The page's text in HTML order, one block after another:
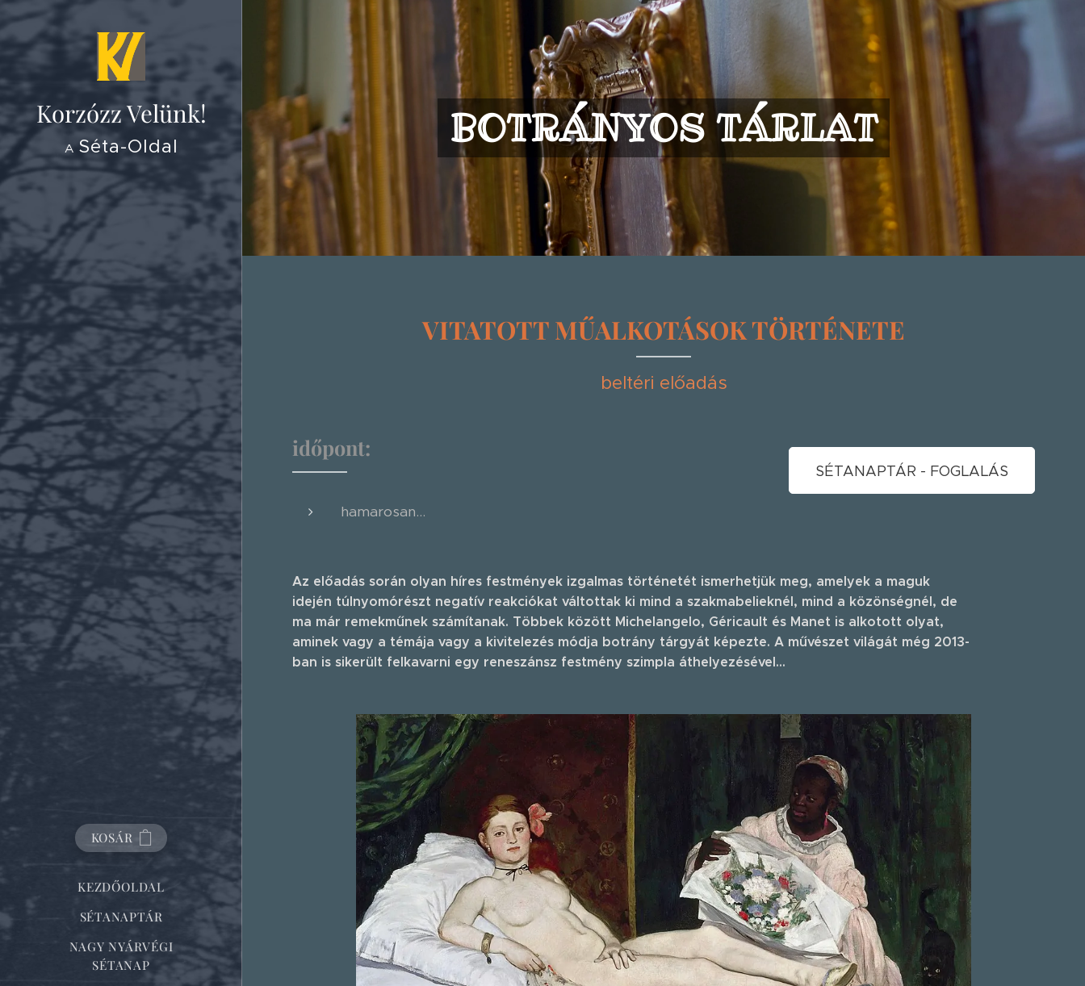
KorzózzVelünk!
ASéta-Oldal
KOSÁR
KEZDŐOLDAL
SÉTANAPTÁR
NAGY NYÁRVÉGI
SÉTANAP
BOTRÁNYOS TÁRLAT
VITATOTT MŰALKOTÁSOK TÖRTÉNETE
beltéri előadás
időpont:
hamarosan...
SÉTANAPTÁR - FOGLALÁS
Az előadás során olyan híres festmények izgalmas történetét ismerhetjük meg, amelyek a maguk
idején túlnyomórészt negatív reakciókat váltottak ki mind a szakmabelieknél, mind a közönségnél, de
ma már remekműnek számítanak. Többek között Michelangelo, Géricault és Manet is alkotott olyat,
aminek vagy a témája vagy a kivitelezés módja botrány tárgyát képezte. A művészet világát még 2013-
ban is sikerült felkavarni egy reneszánsz festmény szimpla áthelyezésével...